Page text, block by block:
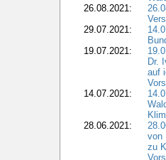
26.08.2021:
29.07.2021:
19.07.2021:
Dr.
auf
14.07.2021:
28.06.2021:
von
zu